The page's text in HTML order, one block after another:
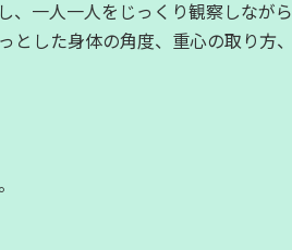
、一人一人をじっくり観察しなが
とした身体の角度、重心の取り